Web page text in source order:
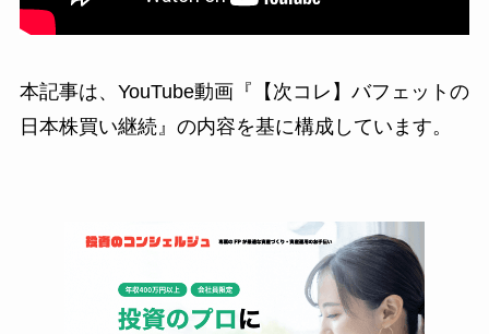
本記事は、YouTube動画『【次コレ】バフェットの
日本株買い継続』の内容を基に構成しています。